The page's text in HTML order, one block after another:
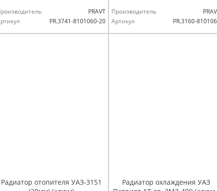
PRAVT
PR.3741-8101060-20
Производитель
Артикул
PR.3160-
Радиатор отопителя УАЗ-3151
Радиатор охлаждения УАЗ